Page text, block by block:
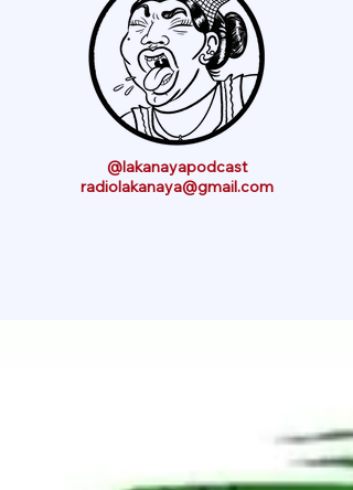
@lakanayapodcast
radiolakanaya@gmail.com